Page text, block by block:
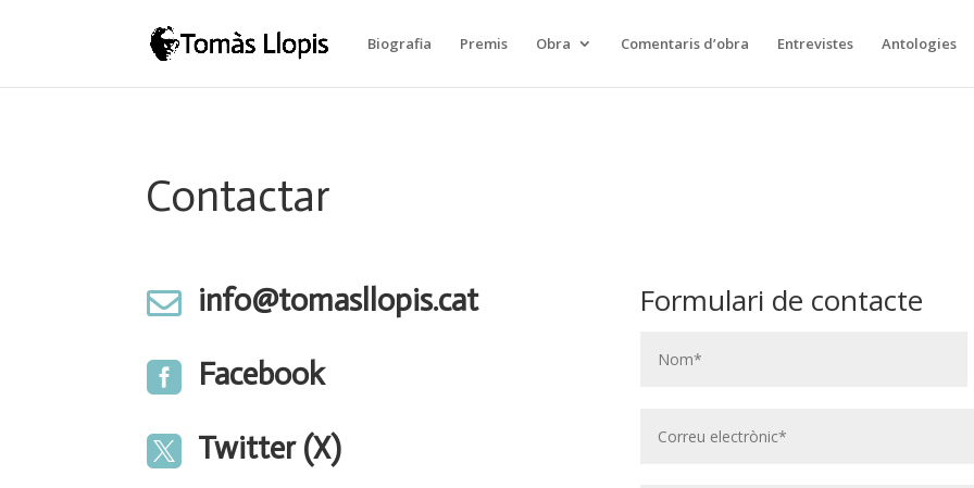
Biografia Premis Obra Comentaris d’obra Entrevistes Antologies
Contactar
 info@tomasllopis.cat
 Facebook
 Twitter (X)
Formulari de contacte